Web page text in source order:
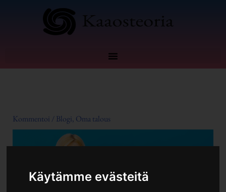
Käytämme evästeitä
Kommentoi / Blogi, Oma talous